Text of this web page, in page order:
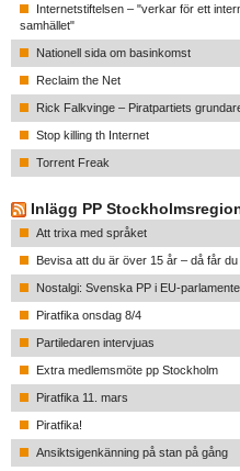
Internetstiftelsen – "verkar för ett
samhället"
Nationell sida om basinkomst
Reclaim the Net
Rick Falkvinge – Piratpartiets
Stop killing th Internet
Torrent Freak
Inlägg PP
Att trixa med språket
Bevisa att du är över 15 år – då får
Nostalgi: Svenska PP i EU-
Piratfika onsdag 8/4
Partiledaren intervjuas
Extra medlemsmöte pp Stockholm
Piratfika 11. mars
Piratfika!
Ansiktsigenkänning på stan på gång